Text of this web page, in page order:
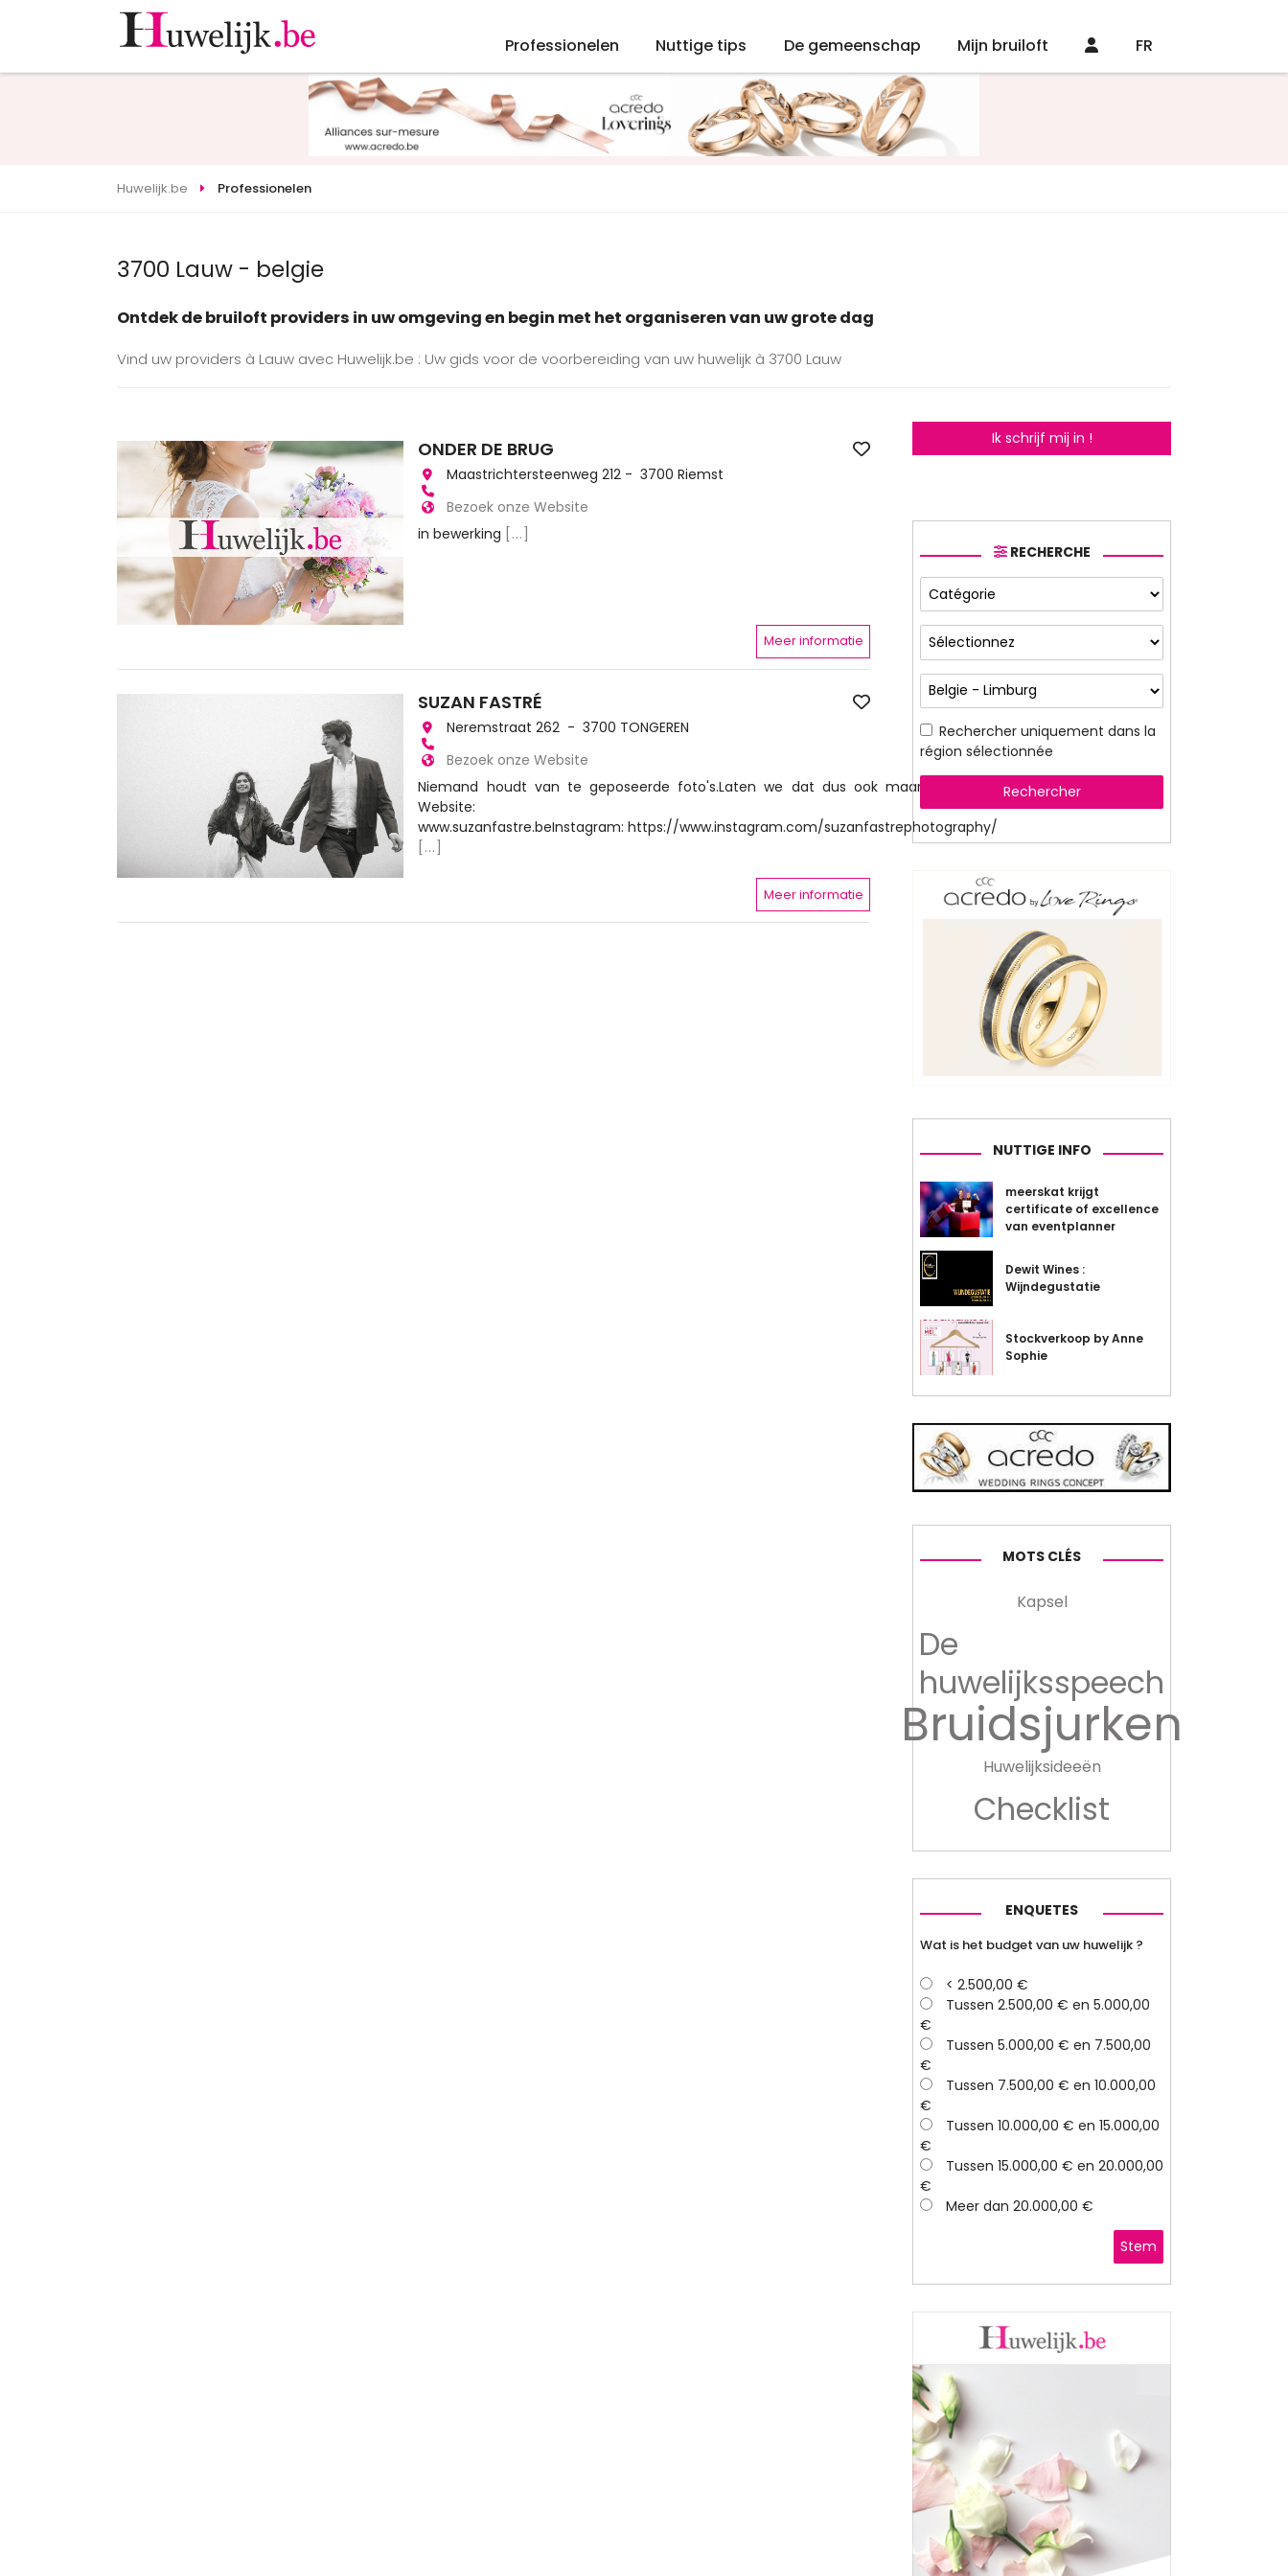
Professionelen Nuttige tips De gemeenschap Mijn bruiloft FR
Huwelijk.be Professionelen
3700 Lauw - belgie
Ontdek de bruiloft providers in uw omgeving en begin met het organiseren van uw grote dag
Vind uw providers à Lauw avec Huwelijk.be : Uw gids voor de voorbereiding van uw huwelijk à 3700 Lauw
ONDER DE BRUG
Maastrichtersteenweg 212 - 3700 Riemst
Bezoek onze Website
in bewerking [...]
Meer informatie
SUZAN FASTRÉ
Neremstraat 262 - 3700 TONGEREN
Bezoek onze Website
Niemand houdt van te geposeerde foto's.Laten we dat dus ook maar niet doen!
Website:
www.suzanfastre.beInstagram: https://www.instagram.com/suzanfastrephotography/
[...]
Meer informatie
Ik schrijf mij in !
RECHERCHE
Rechercher uniquement dans la
région sélectionnée
Rechercher
NUTTIGE INFO
meerskat krijgt
certificate of excellence
van eventplanner
Dewit Wines :
Wijndegustatie
Stockverkoop by Anne
Sophie
MOTS CLÉS
Kapsel
De
huwelijksspeech
Bruidsjurken
Huwelijksideeën
Checklist
ENQUETES
Wat is het budget van uw huwelijk ?
< 2.500,00 €
Tussen 2.500,00 € en 5.000,00
€
Tussen 5.000,00 € en 7.500,00
€
Tussen 7.500,00 € en 10.000,00
€
Tussen 10.000,00 € en 15.000,00
€
Tussen 15.000,00 € en 20.000,00
€
Meer dan 20.000,00 €
Stem